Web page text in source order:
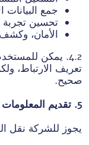
جمع البيانات
تحسين
الأمان، وكشف
4.2. يمكن
تعريف الارتباط،
صحيح.
5. تقديم المعلومات إلى أطراف ثالثة
يجوز للشركة نقل